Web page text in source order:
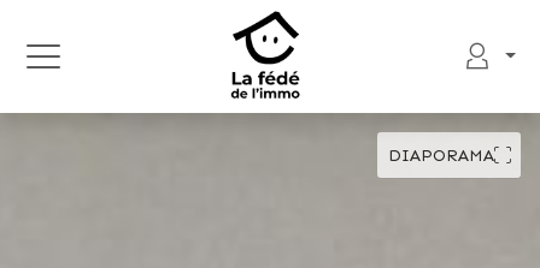
DIAPORAMA